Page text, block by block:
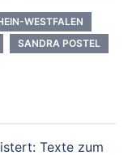
WESTFALEN
SANDRA POSTEL
Texte zum